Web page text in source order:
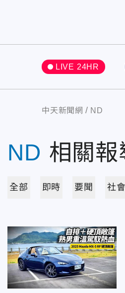
LIVE 24HR
中天新聞網 ND
ND 相關報
全部 即時 要聞 社會